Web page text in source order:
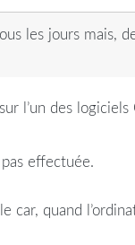
les jours mais,
l’un des
effectuée.
car, quand